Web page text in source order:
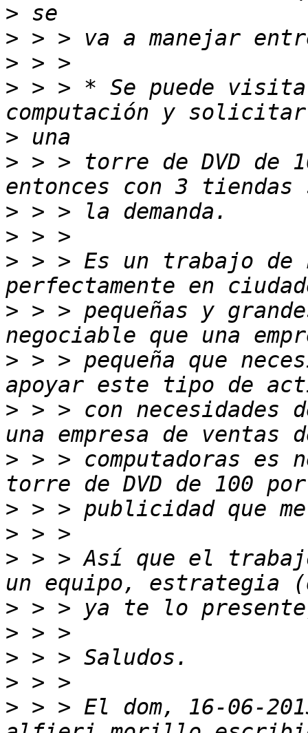
>
>
>
> > > * Se puede
>
> > > torre de DVD de
>
>
> > > Es un trabajo de
> > > pequeñas y
> > > pequeña que
> > > con necesidades
> > > computadoras es
>
>
> > > Así que el
>
>
>
>
> > > El dom, 16-06-